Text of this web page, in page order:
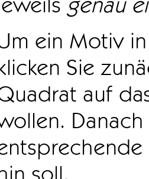
genau
ein Motiv
Sie
auf